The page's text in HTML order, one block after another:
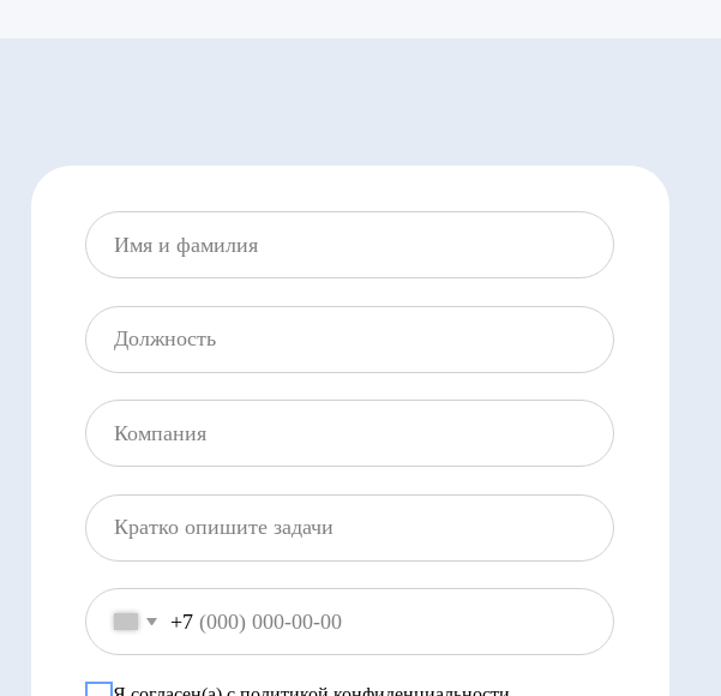
+7
Я согласен(а) сполитикой конфиденциальности
ОТПРАВИТЬ ЗАЯВКУ
Продукт был создан при финансовой
поддержке Фонда содействия
Федерального проекта